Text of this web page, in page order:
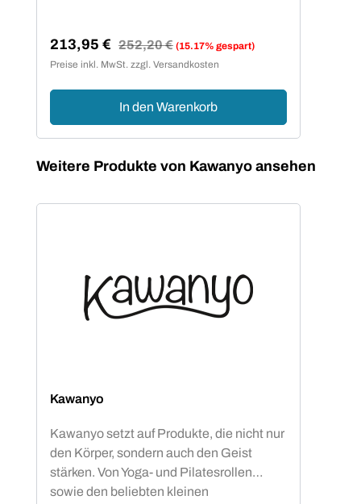
Verkaufspreis:
213,95 € Regulärer Preis:
252,20 € (15.17% gespart)
Preise inkl. MwSt. zzgl. Versandkosten
In den Warenkorb
Produktgalerie überspringen
Weitere Produkte von Kawanyo ansehen
Kawanyo
Kawanyo setzt auf Produkte, die nicht nur
den Körper, sondern auch den Geist
stärken. Von Yoga- und Pilatesrollen
sowie den beliebten kleinen